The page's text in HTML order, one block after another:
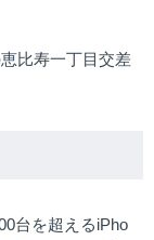
比寿一丁目交差
台を超えるiPho